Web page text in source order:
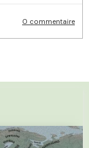
0 commentaire